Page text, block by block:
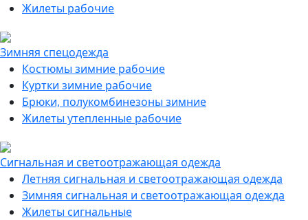
Жилеты рабочие
Зимняя спецодежда
Костюмы зимние рабочие
Куртки зимние рабочие
Брюки, полукомбинезоны зимние
Жилеты утепленные рабочие
Сигнальная и светоотражающая одежда
Летняя сигнальная и светоотражающая одежда
Зимняя сигнальная и светоотражающая одежда
Жилеты сигнальные